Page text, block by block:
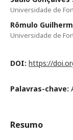
Universidade de
Rômulo
Universidade de
DOI: https://
Palavras-chave:
Resumo